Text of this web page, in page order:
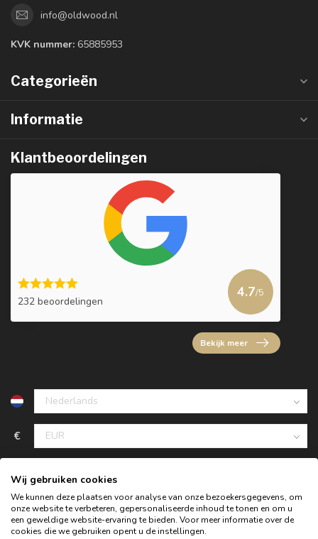
info@oldwood.nl
KVK nummer: 65885953
Categorieën
Informatie
Klantbeoordelingen
232 beoordelingen
4.7/5
Bekijk meer
€
Wij gebruiken cookies
We kunnen deze plaatsen voor analyse van onze bezoekersgegevens, om
onze website te verbeteren, gepersonaliseerde inhoud te tonen en om u
een geweldige website-ervaring te bieden. Voor meer informatie over de
cookies die we gebruiken opent u de instellingen.